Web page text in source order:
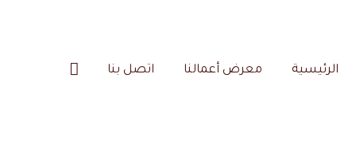
الرئيسية‎ معرض أعمالنا‎ اتصل بنا‎